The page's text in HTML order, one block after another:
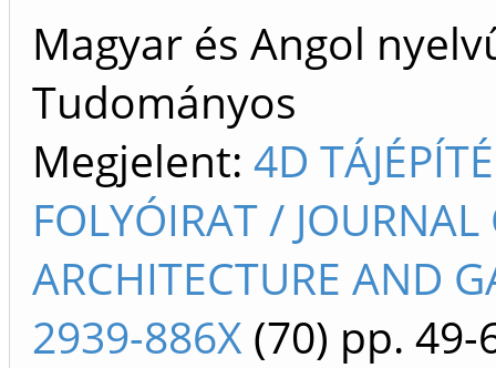
Magyar és Angol
Tudományos
Megjelent: 4D
FOLYÓIRAT /
ARCHITECTURE AND
2939-886X (70) pp. 49-